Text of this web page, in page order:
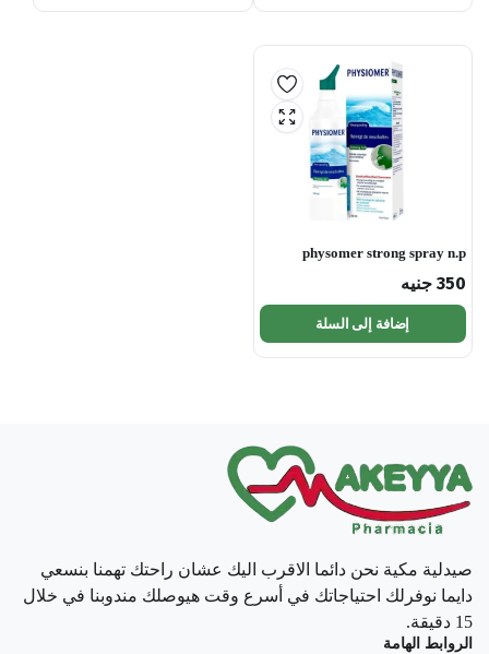
physomer strong spray n.p
350 جنيه
إضافة إلى السلة
صيدلية مكية نحن دائما الاقرب اليك عشان راحتك تهمنا بنسعي
دايما نوفرلك احتياجاتك في أسرع وقت هيوصلك مندوبنا في خلال
15 دقيقة.
الروابط الهامة